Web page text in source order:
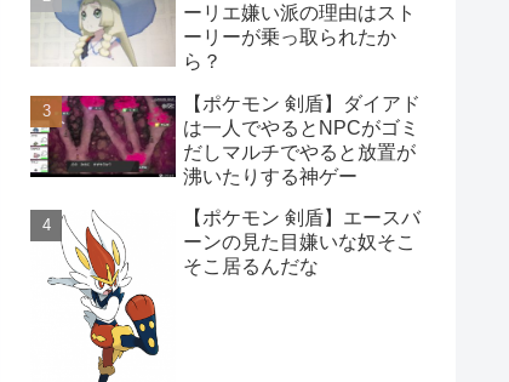
ーリエ嫌い派の理由はスト
ーリーが乗っ取られたか
ら？
【ポケモン 剣盾】ダイアド
は一人でやるとNPCがゴミ
だしマルチでやると放置が
沸いたりする神ゲー
【ポケモン 剣盾】エースバ
ーンの見た目嫌いな奴そこ
そこ居るんだな